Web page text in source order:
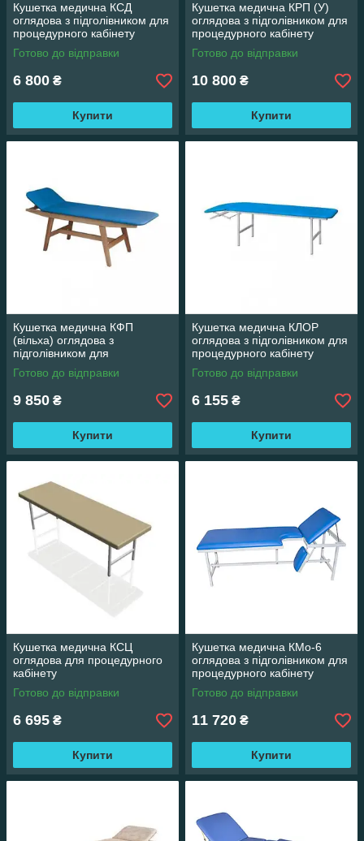
Кушетка медична КСД
оглядова з підголівником для
процедурного кабінету
Готово до відправки
6 800 ₴
Купити
Кушетка медична КРП (У)
оглядова з підголівником для
процедурного кабінету
Готово до відправки
10 800 ₴
Купити
Кушетка медична КФП
(вільха) оглядова з
підголівником для
процедурного кабінету
Готово до відправки
9 850 ₴
Купити
Кушетка медична КЛОР
оглядова з підголівником для
процедурного кабінету
Готово до відправки
6 155 ₴
Купити
Кушетка медична КСЦ
оглядова для процедурного
кабінету
Готово до відправки
6 695 ₴
Купити
Кушетка медична КМо-6
оглядова з підголівником для
процедурного кабінету
Готово до відправки
11 720 ₴
Купити